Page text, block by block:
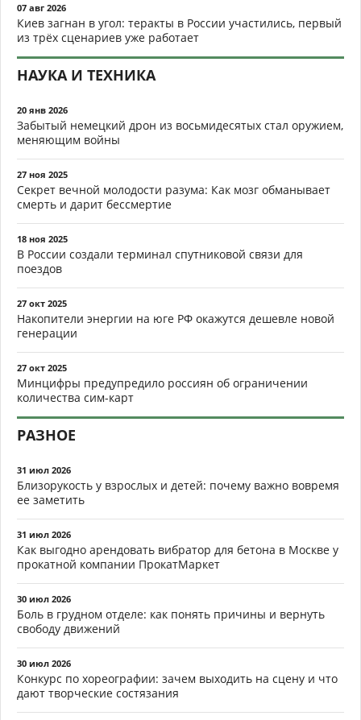
07 авг 2026
Киев загнан в угол: теракты в России участились, первый
из трёх сценариев уже работает
НАУКА И ТЕХНИКА
20 янв 2026
Забытый немецкий дрон из восьмидесятых стал оружием,
меняющим войны
27 ноя 2025
Секрет вечной молодости разума: Как мозг обманывает
смерть и дарит бессмертие
18 ноя 2025
В России создали терминал спутниковой связи для
поездов
27 окт 2025
Накопители энергии на юге РФ окажутся дешевле новой
генерации
27 окт 2025
Минцифры предупредило россиян об ограничении
количества сим-карт
РАЗНОЕ
31 июл 2026
Близорукость у взрослых и детей: почему важно вовремя
ее заметить
31 июл 2026
Как выгодно арендовать вибратор для бетона в Москве у
прокатной компании ПрокатМаркет
30 июл 2026
Боль в грудном отделе: как понять причины и вернуть
свободу движений
30 июл 2026
Конкурс по хореографии: зачем выходить на сцену и что
дают творческие состязания